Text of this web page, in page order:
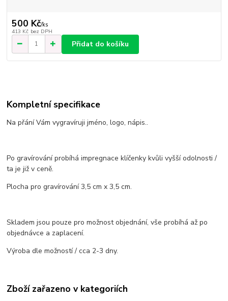
500 Kč/ks
413 Kč bez DPH
Přidat do košíku
Kompletní specifikace
Na přání Vám vygravíruji jméno, logo, nápis..
Po gravírování probíhá impregnace klíčenky kvůli vyšší odolnosti /
ta je již v ceně.
Plocha pro gravírování 3,5 cm x 3,5 cm.
Skladem jsou pouze pro možnost objednání, vše probíhá až po
objednávce a zaplacení.
Výroba dle možností / cca 2-3 dny.
Zboží zařazeno v kategoriích